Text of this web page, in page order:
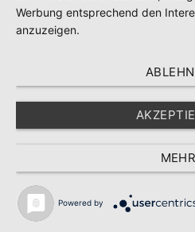
Werbung entsprechend den
anzuzeigen.
MEHR
Powered by